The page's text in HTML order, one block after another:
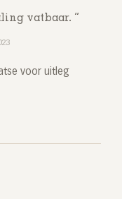
vatbaar.
voor uitleg